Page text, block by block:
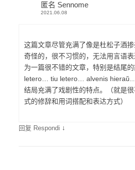
匿名 Sennome
2021.06.08
这篇文章尽管充满了像是杜松子酒
奇怪的，很不习惯的，无法用言语
为一篇很不错的文章，特别是结尾
letero… tiu letero… alvenis
结局充满了戏剧性的特点。（就是
式的修辞和用词搭配和表达方式）
回复 Respondi ↓